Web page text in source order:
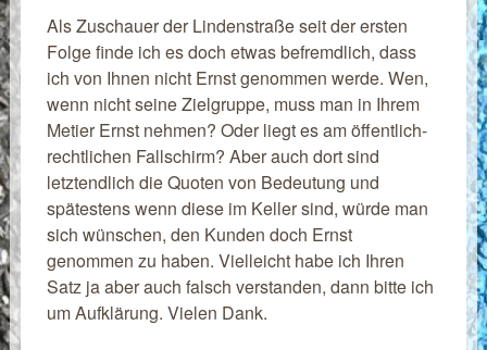
Als Zuschauer der Lindenstraße seit der ersten
Folge finde ich es doch etwas befremdlich, dass
ich von Ihnen nicht Ernst genommen werde. Wen,
wenn nicht seine Zielgruppe, muss man in Ihrem
Metier Ernst nehmen? Oder liegt es am öffentlich-
rechtlichen Fallschirm? Aber auch dort sind
letztendlich die Quoten von Bedeutung und
spätestens wenn diese im Keller sind, würde man
sich wünschen, den Kunden doch Ernst
genommen zu haben. Vielleicht habe ich Ihren
Satz ja aber auch falsch verstanden, dann bitte ich
um Aufklärung. Vielen Dank.